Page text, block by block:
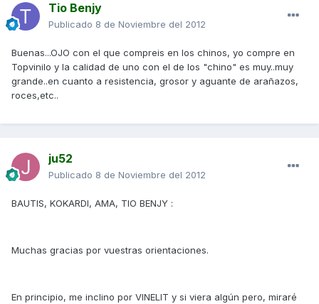
Tio Benjy
Publicado 8 de Noviembre del 2012
Buenas...OJO con el que compreis en los chinos, yo compre en
Topvinilo y la calidad de uno con el de los "chino" es muy..muy
grande..en cuanto a resistencia, grosor y aguante de arañazos,
roces,etc..
ju52
Publicado 8 de Noviembre del 2012
BAUTIS, KOKARDI, AMA, TIO BENJY :
Muchas gracias por vuestras orientaciones.
En principio, me inclino por VINELIT y si viera algún pero, miraré